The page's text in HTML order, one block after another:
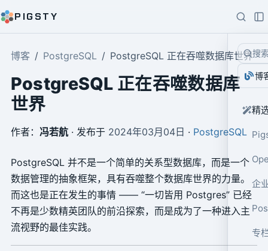
PIGSTY
搜
博
精
企
专
博客 PostgreSQL PostgreSQL 正在吞噬数据库世界
PostgreSQL 正在吞噬数据库
世界
作者： 冯若航· 发布于 2024年03月04日 · PostgreSQL
PostgreSQL 并不是一个简单的关系型数据库，而是一个
数据管理的抽象框架，具有吞噬整个数据库世界的力量。
而这也是正在发生的事情 —— “一切皆用 Postgres” 已经
不再是少数精英团队的前沿探索，而是成为了一种进入主
流视野的最佳实践。